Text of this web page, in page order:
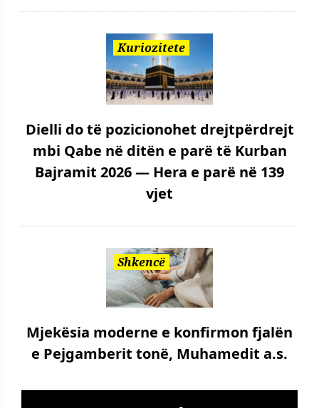
Kuriozitete
Dielli do të pozicionohet drejtpërdrejt
mbi Qabe në ditën e parë të Kurban
Bajramit 2026 — Hera e parë në 139
vjet
Shkencë
Mjekësia moderne e konfirmon fjalën
e Pejgamberit tonë, Muhamedit a.s.